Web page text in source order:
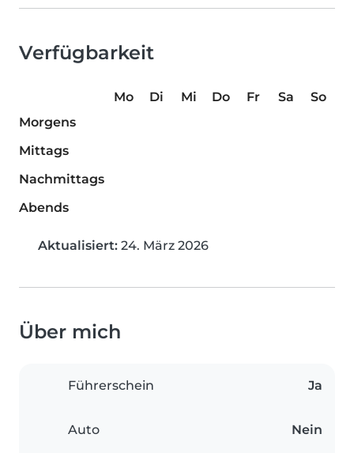
Verfügbarkeit
Mo Di Mi Do Fr Sa
So
Morgens
Mittags
Nachmittags
Abends
Aktualisiert: 24. März 2026
Über mich
Führerschein Ja
Auto Nein